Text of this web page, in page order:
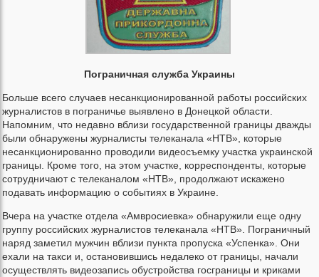
Пограничная служба Украины
Больше всего случаев несанкционированной работы российских
журналистов в пограничье выявлено в Донецкой области.
Напомним, что недавно вблизи государственной границы дважды
были обнаружены журналисты телеканала «НТВ», которые
несанкционированно проводили видеосъемку участка украинской
границы. Кроме того, на этом участке, корреспонденты, которые
сотрудничают с телеканалом «НТВ», продолжают искажено
подавать информацию о событиях в Украине.
Вчера на участке отдела «Амвросиевка» обнаружили еще одну
группу российских журналистов телеканала «НТВ». Пограничный
наряд заметил мужчин вблизи пункта пропуска «Успенка». Они
ехали на такси и, остановившись недалеко от границы, начали
осуществлять видеозапись обустройства госграницы и криками